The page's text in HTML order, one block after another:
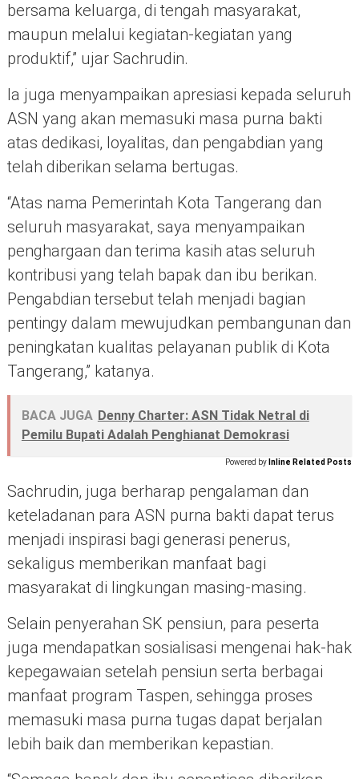
bersama keluarga, di tengah masyarakat,
maupun melalui kegiatan-kegiatan yang
produktif,” ujar Sachrudin.
Ia juga menyampaikan apresiasi kepada seluruh
ASN yang akan memasuki masa purna bakti
atas dedikasi, loyalitas, dan pengabdian yang
telah diberikan selama bertugas.
“Atas nama Pemerintah Kota Tangerang dan
seluruh masyarakat, saya menyampaikan
penghargaan dan terima kasih atas seluruh
kontribusi yang telah bapak dan ibu berikan.
Pengabdian tersebut telah menjadi bagian
pentingy dalam mewujudkan pembangunan dan
peningkatan kualitas pelayanan publik di Kota
Tangerang,” katanya.
BACA JUGA Denny Charter: ASN Tidak Netral di
Pemilu Bupati Adalah Penghianat Demokrasi
Powered by Inline Related Posts
Sachrudin, juga berharap pengalaman dan
keteladanan para ASN purna bakti dapat terus
menjadi inspirasi bagi generasi penerus,
sekaligus memberikan manfaat bagi
masyarakat di lingkungan masing-masing.
Selain penyerahan SK pensiun, para peserta
juga mendapatkan sosialisasi mengenai hak-hak
kepegawaian setelah pensiun serta berbagai
manfaat program Taspen, sehingga proses
memasuki masa purna tugas dapat berjalan
lebih baik dan memberikan kepastian.